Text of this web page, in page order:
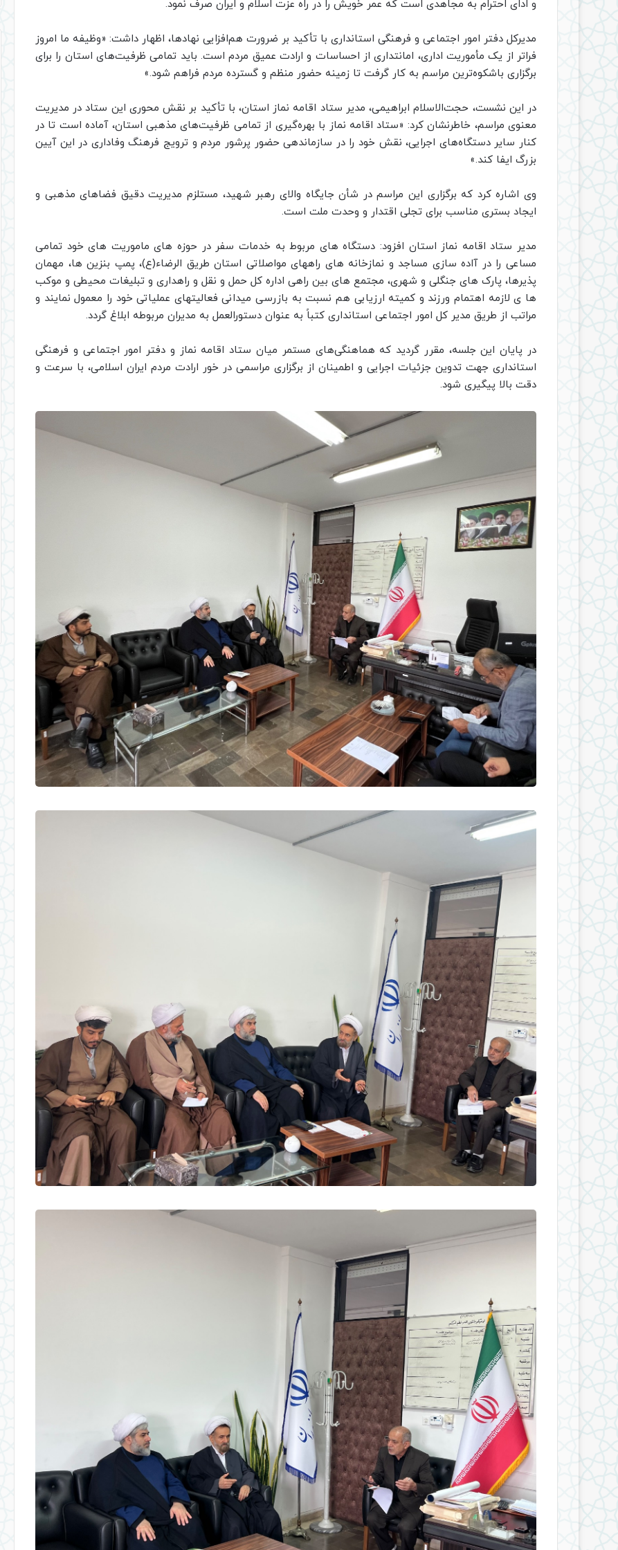
و ادای احترام به مجاهدی است که عمر خویش را در راه عزت اسلام و ایران صرف نمود.
مدیرکل دفتر امور اجتماعی و فرهنگی استانداری با تأکید بر ضرورت هم‌افزایی نهادها، اظهار داشت: «وظیفه ما امروز
فراتر از یک مأموریت اداری، امانتداری از احساسات و ارادت عمیق مردم است. باید تمامی ظرفیت‌های استان را برای
برگزاری باشکوه‌ترین مراسم به کار گرفت تا زمینه حضور منظم و گسترده مردم فراهم شود.»
در این نشست، حجت‌الاسلام ابراهیمی، مدیر ستاد اقامه نماز استان، با تأکید بر نقش محوری این ستاد در مدیریت
معنوی مراسم، خاطرنشان کرد: «ستاد اقامه نماز با بهره‌گیری از تمامی ظرفیت‌های مذهبی استان، آماده است تا در
کنار سایر دستگاه‌های اجرایی، نقش خود را در سازماندهی حضور پرشور مردم و ترویج فرهنگ وفاداری در این آیین
بزرگ ایفا کند.»
وی اشاره کرد که برگزاری این مراسم در شأن جایگاه والای رهبر شهید، مستلزم مدیریت دقیق فضاهای مذهبی و
ایجاد بستری مناسب برای تجلی اقتدار و وحدت ملت است.
مدیر ستاد اقامه نماز استان افزود: دستگاه های مربوط به خدمات سفر در حوزه های ماموریت های خود تمامی
مساعی را در آاده سازی مساجد و نمازخانه های راههای مواصلاتی استان طریق الرضاء(ع)، پمپ بنزین ها، مهمان
پذیرها، پارک های جنگلی و شهری، مجتمع های بین راهی اداره کل حمل و نقل و راهداری و تبلیغات محیطی و موکب
ها ی لازمه اهتمام ورزند و کمیته ارزیابی هم نسبت به بازرسی میدانی فعالیتهای عملیاتی خود را معمول نمایند و
مراتب از طریق مدیر کل امور اجتماعی استانداری کتباً به عنوان دستورالعمل به مدیران مربوطه ابلاغ گردد.
در پایان این جلسه، مقرر گردید که هماهنگی‌های مستمر میان ستاد اقامه نماز و دفتر امور اجتماعی و فرهنگی
استانداری جهت تدوین جزئیات اجرایی و اطمینان از برگزاری مراسمی در خور ارادت مردم ایران اسلامی، با سرعت و
دقت بالا پیگیری شود.